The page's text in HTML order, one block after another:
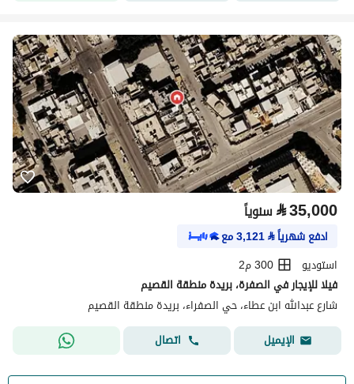
⃁35,000 سنوياً
ادفع شهرياً⃁
3,121مع
استوديو
300 م2
فيلا للإيجار في الصفرة، بريدة منطقة القصيم
شارع عبدالله ابن عطاء، حي الصفراء، بريدة منطقة القصيم
الإيميل
اتصال